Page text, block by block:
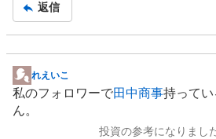
事
返信
掲
示
板
れえいこ
私のフォロワーで田中商事持って
ん。
投資の参考になりまし